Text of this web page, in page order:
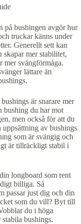
på bushingen avgör hur
truckar känns under
Generellt sett kan
skapar mer stabilitet,
mer svängförmåga.
lättare än
är snarare mer
bushing du har mot
men också för att du
av bushings
som är svängig och
är tillräckligt stabil i
longboard som rent
billiga. Så
passar just dig och din
som du vill? Byt till
du i höga
bushings.